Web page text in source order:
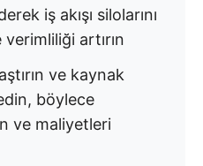
iş akışı silolarını
artırın
ve kaynak
böylece
ve maliyetleri